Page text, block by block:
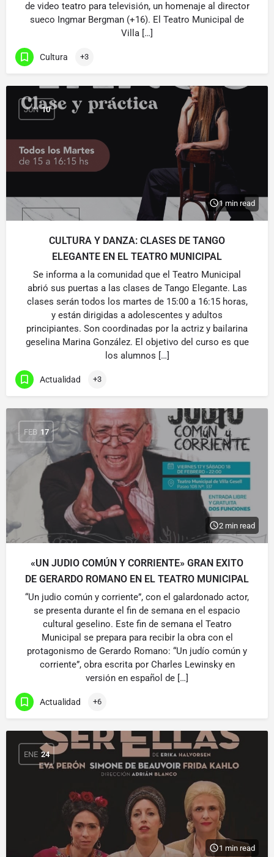
de video teatro para televisión, un homenaje al director
sueco Ingmar Bergman (+16). El Teatro Municipal de
Villa […]
Cultura +3
JUN 10
1 min read
CULTURA Y DANZA: CLASES DE TANGO
ELEGANTE EN EL TEATRO MUNICIPAL
Se informa a la comunidad que el Teatro Municipal
abrió sus puertas a las clases de Tango Elegante. Las
clases serán todos los martes de 15:00 a 16:15 horas,
y están dirigidas a adolescentes y adultos
principiantes. Son coordinadas por la actriz y bailarina
geselina Marina González. El objetivo del curso es que
los alumnos […]
Actualidad +3
FEB 17
2 min read
«UN JUDIO COMÚN Y CORRIENTE» GRAN EXITO
DE GERARDO ROMANO EN EL TEATRO MUNICIPAL
“Un judio común y corriente”, con el galardonado actor,
se presenta durante el fin de semana en el espacio
cultural geselino. Este fin de semana el Teatro
Municipal se prepara para recibir la obra con el
protagonismo de Gerardo Romano: “Un judío común y
corriente”, obra escrita por Charles Lewinsky en
versión en español de […]
Actualidad +6
ENE 24
1 min read